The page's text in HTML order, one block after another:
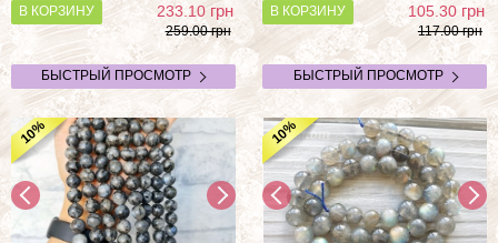
В КОРЗИНУ 233.10грн
259.00 грн
БЫСТРЫЙ ПРОСМОТР
В КОРЗИНУ 105.30грн
117.00 грн
БЫСТРЫЙ ПРОСМОТР
10% 10%